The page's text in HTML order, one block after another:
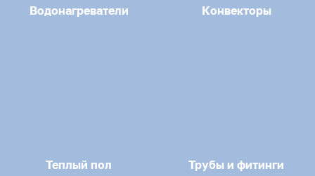
Водонагреватели Конвекторы
Теплый пол Трубы и фитинги